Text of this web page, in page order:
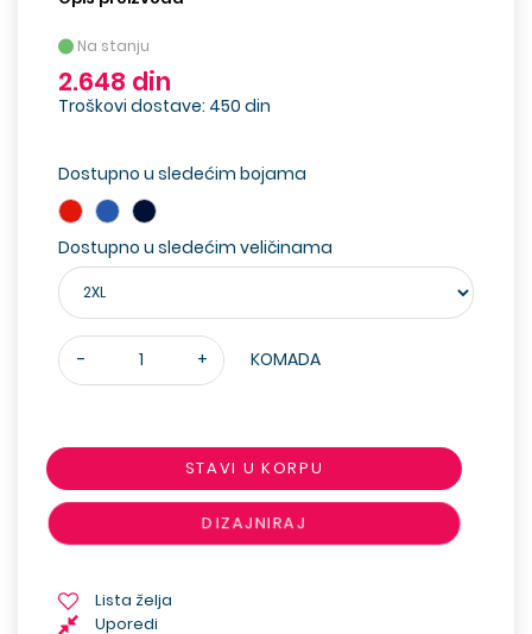
Na stanju
2.648 din
Troškovi dostave: 450 din
Dostupno u sledećim bojama
Dostupno u sledećim veličinama
- + KOMADA
STAVI U KORPU
DIZAJNIRAJ
Lista želja
Uporedi